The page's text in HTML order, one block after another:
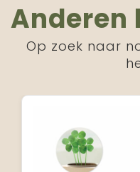
Anderen
Op zoek naar